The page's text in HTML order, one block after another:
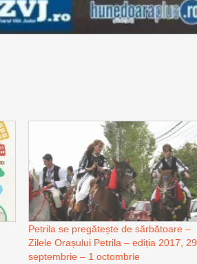
Petrila se pregătește de sărbătoare –
Zilele Orașului Petrila – ediția 2017, 29
septembrie – 1 octombrie